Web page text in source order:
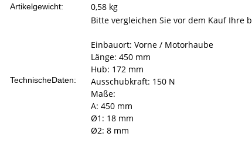
Artikelgewicht: 0,58 kg
TechnischeDaten:
Bitte vergleichen Sie vor dem Kauf Ihre
Einbauort: Vorne / Motorhaube
Länge: 450 mm
Hub: 172 mm
Ausschubkraft: 150 N
Maße:
A: 450 mm
Ø1: 18 mm
Ø2: 8 mm